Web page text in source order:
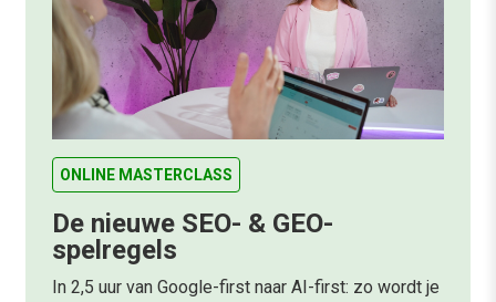
ONLINE MASTERCLASS
De nieuwe SEO- & GEO-
spelregels
In 2,5 uur van Google-first naar AI-first: zo wordt je